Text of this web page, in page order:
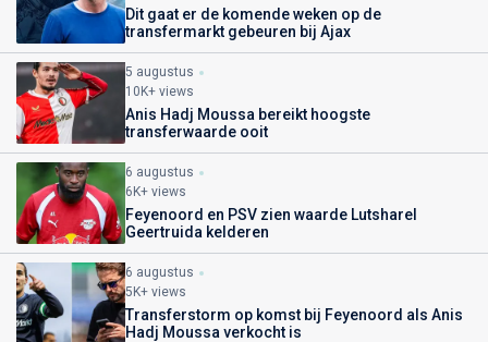
Dit gaat er de komende weken op de
transfermarkt gebeuren bij Ajax
5 augustus
10K+ views
Anis Hadj Moussa bereikt hoogste
transferwaarde ooit
6 augustus
6K+ views
Feyenoord en PSV zien waarde Lutsharel
Geertruida kelderen
6 augustus
5K+ views
Transferstorm op komst bij Feyenoord als Anis
Hadj Moussa verkocht is